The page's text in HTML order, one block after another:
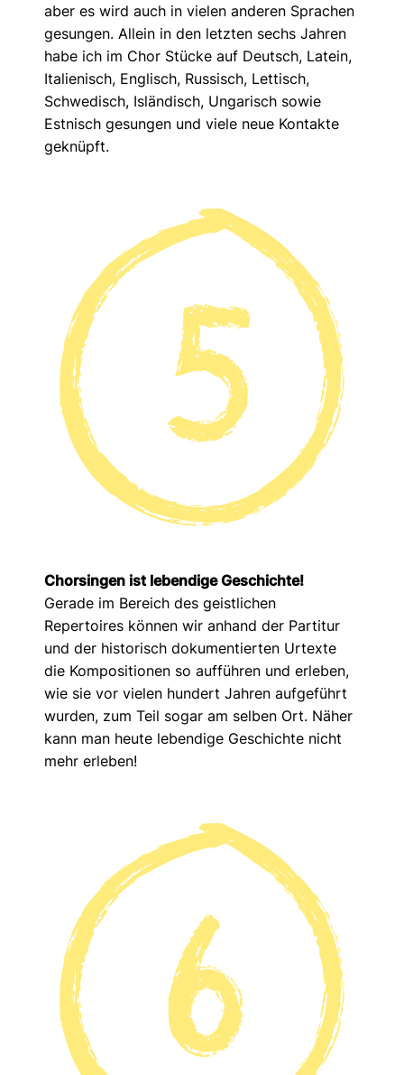
aber es wird auch in vielen anderen Sprachen
gesungen. Allein in den letzten sechs Jahren
habe ich im Chor Stücke auf Deutsch, Latein,
Italienisch, Englisch, Russisch, Lettisch,
Schwedisch, Isländisch, Ungarisch sowie
Estnisch gesungen und viele neue Kontakte
geknüpft.
Chorsingen ist lebendige Geschichte!
Gerade im Bereich des geistlichen
Repertoires können wir anhand der Partitur
und der historisch dokumentierten Urtexte
die Kompositionen so aufführen und erleben,
wie sie vor vielen hundert Jahren aufgeführt
wurden, zum Teil sogar am selben Ort. Näher
kann man heute lebendige Geschichte nicht
mehr erleben!